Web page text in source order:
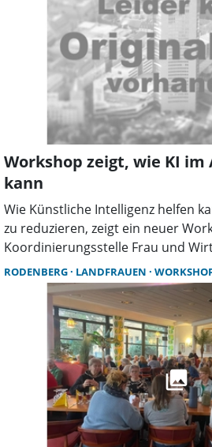
Workshop zeigt, wie KI
kann
Wie Künstliche Intelligenz helfen
zu reduzieren, zeigt ein neuer
Koordinierungsstelle Frau und
Weserbergland. Unter dem Titel
durch KI“ erfahren
und Anwendungen mehr Struktur
und damit Stress abbauen können.
RODENBERG LANDFRAUEN